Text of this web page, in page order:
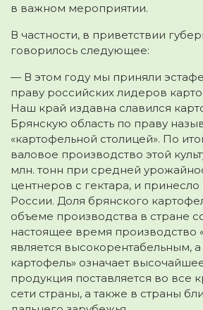
в важном мероприятии.
В частности, в приветствии
говорилось следующее:
— В этом году мы приняли
праву российских лидеров
Наш край издавна славился
Брянскую область по праву
«картофельной столицей». По
валовое производство этой
млн. тонн при средней
центнеров с гектара, и принесло
России. Доля брянского
объеме производства в стране
настоящее время производство
является высокорентабельным,
картофель» означает
продукция поставляется во все
сети страны, а также в страны